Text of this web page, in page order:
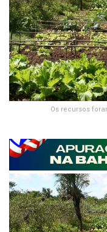
Os recursos